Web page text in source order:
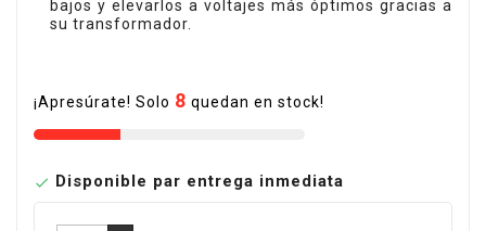
bajos y elevarlos a voltajes más óptimos gracias a
su transformador.
¡Apresúrate! Solo 8 quedan en stock!
 Disponible par entrega inmediata